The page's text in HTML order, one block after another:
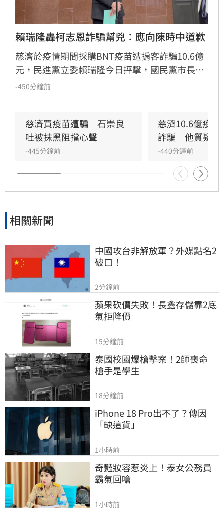
賴瑞隆轟柯志恩詐騙幫兇：應向陳時中道歉
慈濟於疫情期間採購BNT疫苗遭掮客詐騙10.6億
元，民進黨立委賴瑞隆今日抨擊，國民黨市長參
選人柯志恩等藍委當年質疑陳時中阻擋疫苗，如
擊是錯誤行為。
-450分鐘前
慈濟買疫苗遭騙　石崇良
吐被抹黑阻擋心聲
-445分鐘前
慈濟10.6億疫苗
詐騙　他質疑捐
-440分鐘前
相關新聞
中國攻台非解放軍？外媒點名2
破口！
2分鐘前
蘋果砍價失敗！長鑫存儲靠2底
氣拒降價
15分鐘前
泰國校園爆槍擊案！2師喪命
槍手是學生
18分鐘前
iPhone 18 Pro出不了？傳因
「缺這貨」
1小時前
奇豔妝容惹炎上！泰女公務員
霸氣回嗆
1小時前